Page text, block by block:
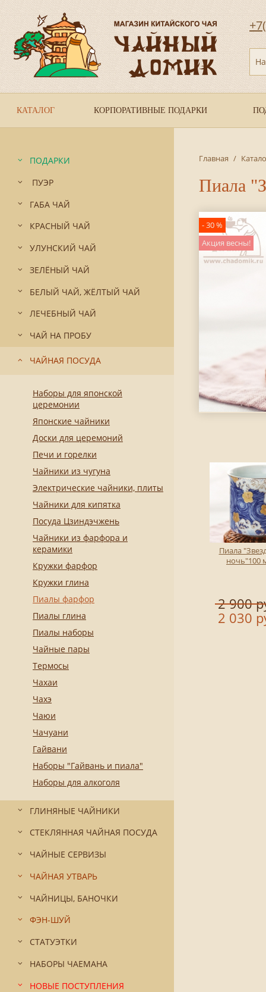
КАТАЛОГ КОРПОРАТИВНЫЕ ПОДАРКИ
ПОДАРКИ
ПУЭР
ГАБА ЧАЙ
КРАСНЫЙ ЧАЙ
УЛУНСКИЙ ЧАЙ
ЗЕЛЁНЫЙ ЧАЙ
БЕЛЫЙ ЧАЙ, ЖЁЛТЫЙ ЧАЙ
ЛЕЧЕБНЫЙ ЧАЙ
ЧАЙ НА ПРОБУ
ЧАЙНАЯ ПОСУДА
Наборы для японской
церемонии
Японские чайники
Доски для церемоний
Печи и горелки
Чайники из чугуна
Электрические чайники, плиты
Чайники для кипятка
Посуда Цзиндэчжень
Чайники из фарфора и
керамики
Кружки фарфор
Кружки глина
Пиалы фарфор
Пиалы глина
Пиалы наборы
Чайные пары
Термосы
Чахаи
Чахэ
Чаюи
Чачуани
Гайвани
Наборы "Гайвань и пиала"
Наборы для алкоголя
ГЛИНЯНЫЕ ЧАЙНИКИ
СТЕКЛЯННАЯ ЧАЙНАЯ ПОСУДА
ЧАЙНЫЕ СЕРВИЗЫ
ЧАЙНАЯ УТВАРЬ
ЧАЙНИЦЫ, БАНОЧКИ
ФЭН-ШУЙ
СТАТУЭТКИ
НАБОРЫ ЧАЕМАНА
НОВЫЕ ПОСТУПЛЕНИЯ
Главная /
Пиала
- 30 %
Акция весны!
Пиала
ночь"100
2 900
2 030